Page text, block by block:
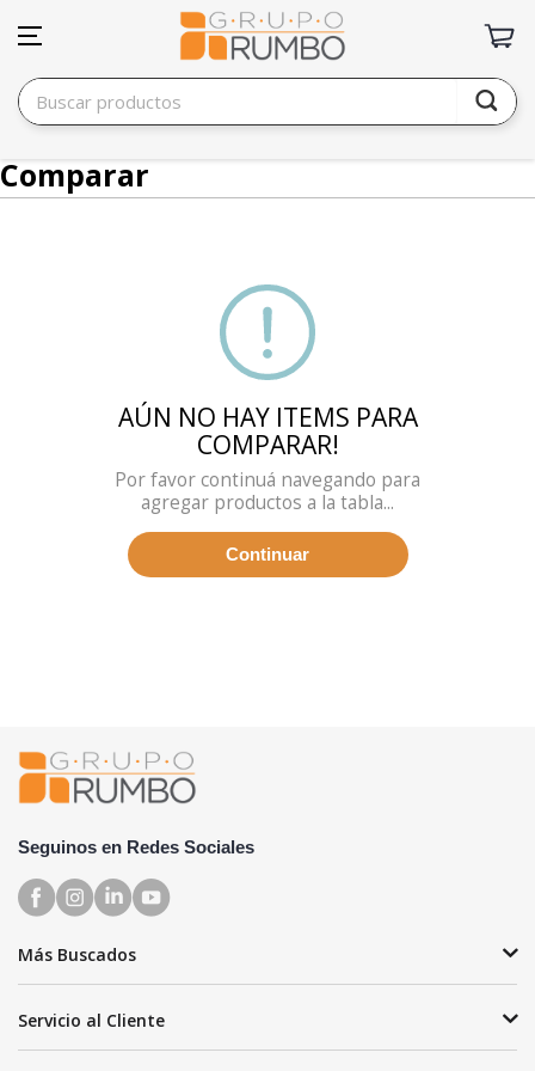
Comparar
AÚN NO HAY ITEMS PARA
COMPARAR!
Por favor continuá navegando para
agregar productos a la tabla...
Continuar
Seguinos en Redes Sociales
Más Buscados
Servicio al Cliente